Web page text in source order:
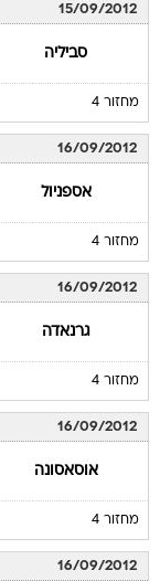
15/09/2012
סביליה
מחזור 4
16/09/2012
אספניול
מחזור 4
16/09/2012
גרנאדה
מחזור 4
16/09/2012
אוסאסונה
מחזור 4
16/09/2012